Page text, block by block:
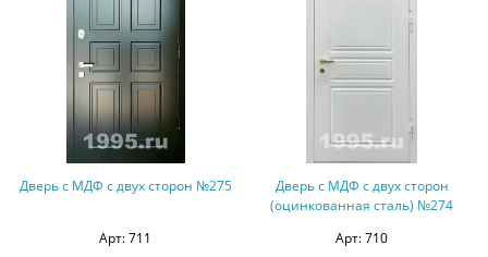
Дверь с МДФ с двух сторон №275
Арт: 711
Дверь с МДФ с двух сторон
(оцинкованная сталь) №274
Арт: 710